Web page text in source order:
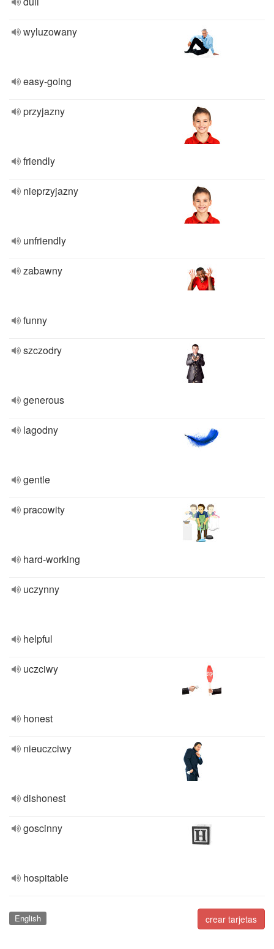
wyluzowany
easy-going
przyjazny
friendly
nieprzyjazny
unfriendly
zabawny
funny
szczodry
generous
lagodny
gentle
pracowity
hard-working
uczynny
helpful
uczciwy
honest
nieuczciwy
dishonest
goscinny
hospitable
crear tarjetas
English